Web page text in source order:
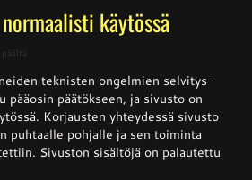
käytössä
jälleen
normaalisti
käytössä
teknisten ongelmien selvitys-
pääosin päätökseen, ja sivusto on
Korjausten yhteydessä sivusto
puhtaalle pohjalle ja sen toiminta
Sivuston sisältöjä on palautettu